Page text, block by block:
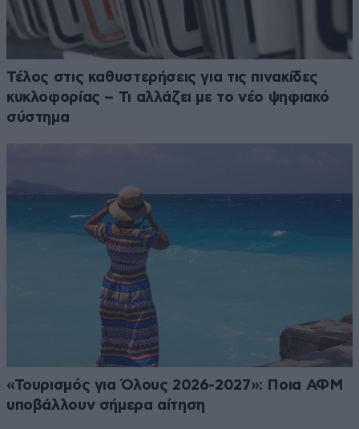
Τέλος στις καθυστερήσεις για τις πινακίδες
κυκλοφορίας – Τι αλλάζει με το νέο ψηφιακό
σύστημα
«Τουρισμός για Όλους 2026-2027»: Ποια ΑΦΜ
υποβάλλουν σήμερα αίτηση